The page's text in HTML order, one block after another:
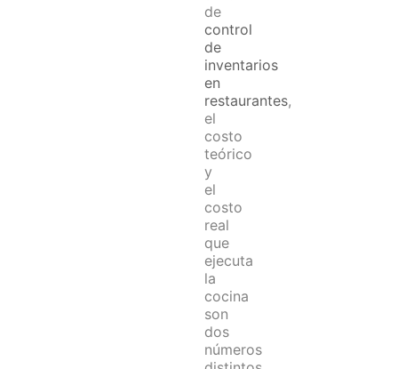
de
control
de
inventarios
en
restaurantes,
el
costo
teórico
y
el
costo
real
que
ejecuta
la
cocina
son
dos
números